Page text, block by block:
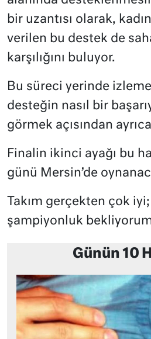
bir uzantısı olarak,
verilen bu destek de
karşılığını buluyor.
Bu süreci yerinde
desteğin nasıl bir
görmek açısından
Finalin ikinci ayağı bu
günü Mersin’de
Takım gerçekten çok
şampiyonluk
Günün 10